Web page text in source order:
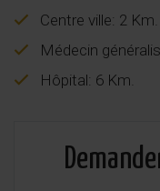
Centre ville: 2 Km.
Médecin
Hôpital: 6 Km.